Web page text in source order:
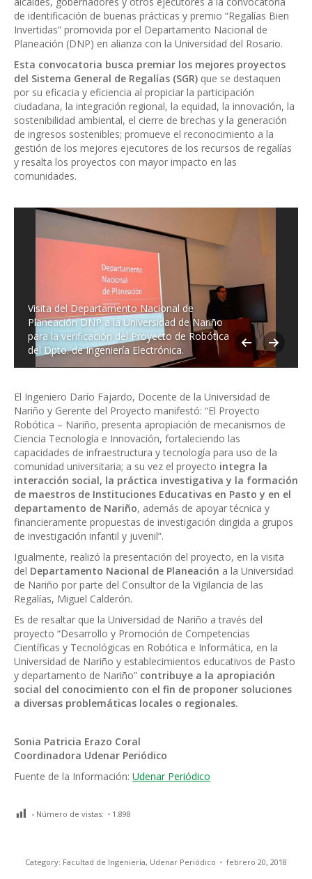
de identificación de buenas prácticas y premio “Regalías Bien
Invertidas” promovida por el Departamento Nacional de
Planeación (DNP) en alianza con la Universidad del Rosario.
Esta convocatoria busca premiar los mejores proyectos
del Sistema General de Regalías (SGR) que se destaquen
por su eficacia y eficiencia al propiciar la participación
ciudadana, la integración regional, la equidad, la innovación, la
sostenibilidad ambiental, el cierre de brechas y la generación
de ingresos sostenibles; promueve el reconocimiento a la
gestión de los mejores ejecutores de los recursos de regalías
y resalta los proyectos con mayor impacto en las
comunidades.
Visita del Departamento Nacional de
Planeación DNP a la Universidad de Nariño
para la verificación del Proyecto de Robótica
del Dpto. de Ingeniería Electrónica.
El Ingeniero Darío Fajardo, Docente de la Universidad de
Nariño y Gerente del Proyecto manifestó: “El Proyecto
Robótica – Nariño, presenta apropiación de mecanismos de
Ciencia Tecnología e Innovación, fortaleciendo las
capacidades de infraestructura y tecnología para uso de la
comunidad universitaria; a su vez el proyecto integra la
interacción social, la práctica investigativa y la formación
de maestros de Instituciones Educativas en Pasto y en el
departamento de Nariño, además de apoyar técnica y
financieramente propuestas de investigación dirigida a grupos
de investigación infantil y juvenil”.
Igualmente, realizó la presentación del proyecto, en la visita
del Departamento Nacional de Planeación a la Universidad
de Nariño por parte del Consultor de la Vigilancia de las
Regalías, Miguel Calderón.
Es de resaltar que la Universidad de Nariño a través del
proyecto “Desarrollo y Promoción de Competencias
Científicas y Tecnológicas en Robótica e Informática, en la
Universidad de Nariño y establecimientos educativos de Pasto
y departamento de Nariño” contribuye a la apropiación
social del conocimiento con el fin de proponer soluciones
a diversas problemáticas locales o regionales.
Sonia Patricia Erazo Coral
Coordinadora Udenar Periódico
Fuente de la Información: Udenar Periódico
Número de vistas: 1.898
Category: Facultad de Ingeniería, Udenar Periódico febrero 20, 2018